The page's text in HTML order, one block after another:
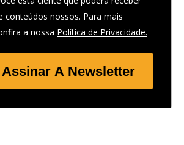
conteúdos nossos. Para mais
a nossa Política de Privacidade.
A Newsletter